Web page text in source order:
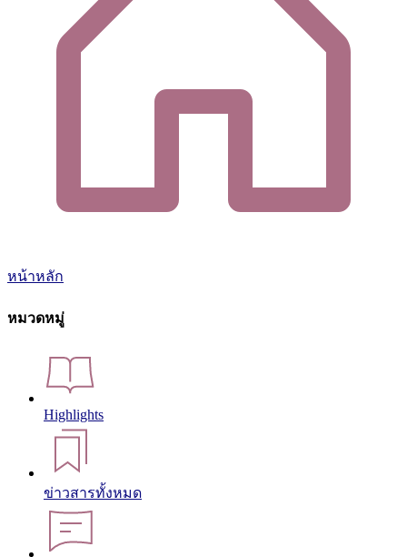
หน้าหลัก
หมวดหมู่
Highlights
ข่าวสารทั้งหมด